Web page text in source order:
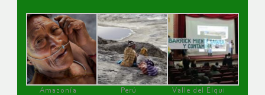
Amazonía
Perú
Valle del Elqui